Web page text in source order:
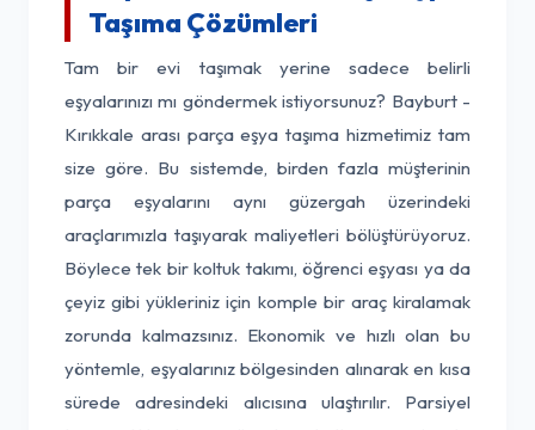
Taşıma Çözümleri
Tam bir evi taşımak yerine sadece belirli
eşyalarınızı mı göndermek istiyorsunuz? Bayburt -
Kırıkkale arası parça eşya taşıma hizmetimiz tam
size göre. Bu sistemde, birden fazla müşterinin
parça eşyalarını aynı güzergah üzerindeki
araçlarımızla taşıyarak maliyetleri bölüştürüyoruz.
Böylece tek bir koltuk takımı, öğrenci eşyası ya da
çeyiz gibi yükleriniz için komple bir araç kiralamak
zorunda kalmazsınız. Ekonomik ve hızlı olan bu
yöntemle, eşyalarınız bölgesinden alınarak en kısa
sürede adresindeki alıcısına ulaştırılır. Parsiyel